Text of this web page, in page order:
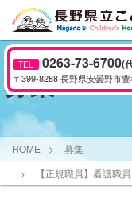
TEL 0263-73-6700(
〒399-8288 長野県安曇野市
募集
HOME
募集
【正規職員】看護職